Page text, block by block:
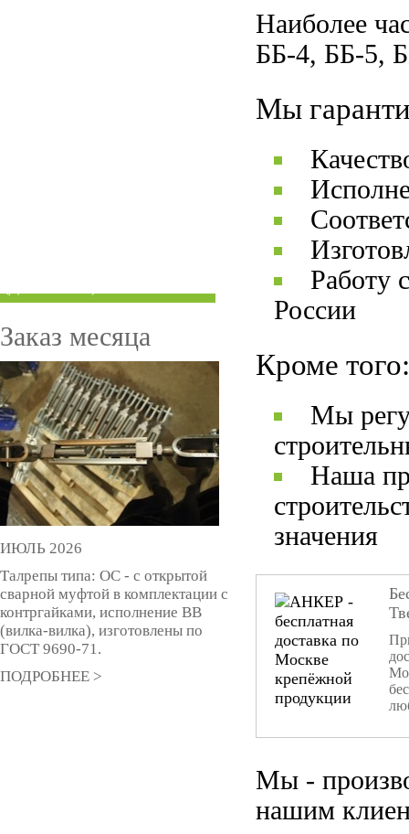
Наиболее
ББ-4, ББ-5,
Мы
Работу
России
Кроме того:
Мы
Наша
значения
Мы -
нашим
Заказ месяца
ИЮЛЬ 2026
Талрепы типа: ОС - с открытой
сварной муфтой в комплектации с
контргайками, исполнение ВВ
(вилка-вилка), изготовлены по
ГОСТ 9690-71.
ПОДРОБНЕЕ >